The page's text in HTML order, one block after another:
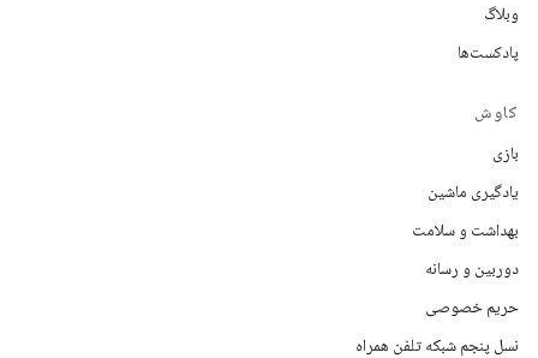
وبلاگ
پادکست‌ها
کاوش
بازی
یادگیری ماشین
بهداشت و سلامت
دوربین و رسانه
حریم خصوصی
نسل پنجم شبکه تلفن همراه